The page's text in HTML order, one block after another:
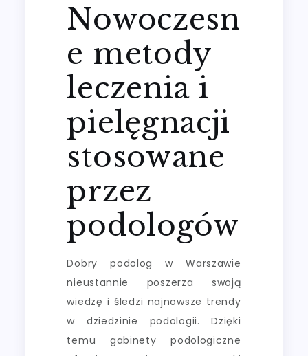
Nowoczesn
e metody
leczenia i
pielęgnacji
stosowane
przez
podologów
Dobry podolog w Warszawie
nieustannie poszerza swoją
wiedzę i śledzi najnowsze trendy
w dziedzinie podologii. Dzięki
temu gabinety podologiczne